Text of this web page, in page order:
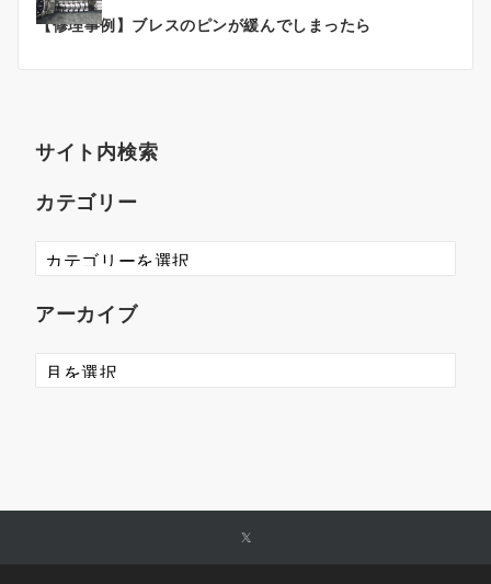
【修理事例】ブレスのピンが緩んでしまったら
サイト内検索
カテゴリー
アーカイブ